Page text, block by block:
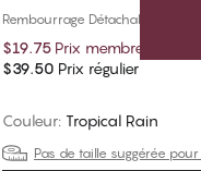
Rembourrage Détachable, Sans
$19.75 Prix membre
$39.50 Prix régulier
Couleur: Tropical Rain
Pas de taille suggérée